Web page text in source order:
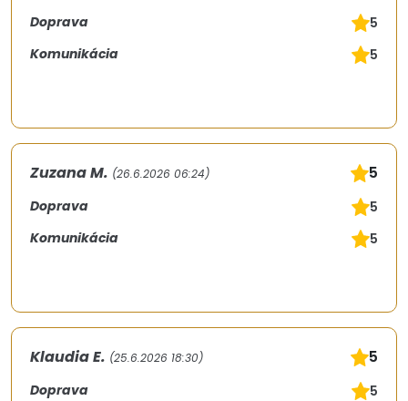
Doprava
5
Komunikácia
5
Zuzana M. (26.6.2026 06:24) 5
Doprava
5
Komunikácia
5
Klaudia E. (25.6.2026 18:30) 5
Doprava
5